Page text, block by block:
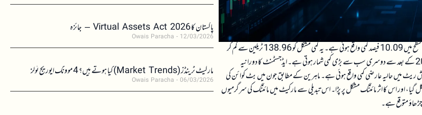
نے بلاک ہائٹ 953,568 پر مائننگ مشکل کی ایڈجسٹمنٹ مکمل کی ہے جس کے نتیجے میں مشکل کی سطح میں 10.09 فیصد کمی واقع ہوئی ہے۔ یہ کمی مشکل کو 138.96 ٹریلین سے کم کر
کے 124.93 ٹریلین تک لے آئی ہے۔ یہ ایڈجسٹمنٹ ریکارڈ کی گیارہویں سب سے بڑی کمی ہے اور 2026 کے بعد سے دوسری سب سے بڑی کمی شمار ہوتی ہے۔ ایڈجسٹمنٹ کا دورانیہ
ورک کے ہیش ریٹ میں حالیہ عارضی کمی واقع ہوئی ہے۔ ماہرین کے مطابق جون میں بٹ کوائن کی
نکل گیا، اور اس کا اثر مائننگ مشکل پر پڑا۔ اس تبدیلی سے مارکیٹ میں مائننگ کی سرگرمیوں
متوقع ہے۔
پاکستان کا Virtual Assets Act 2026 – جائزہ
Owais Paracha 12/03/2026
مارکیٹ ٹرینڈز (Market Trends) کیا ہوتے ہیں؟ 4 موونگ ایوریج ٹولز
Owais Paracha 06/03/2026